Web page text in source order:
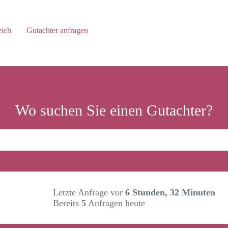
Gutachter anfragen
Wo suchen Sie einen Gutachter?
Letzte Anfrage vor 6 Stunden, 32 Minuten
Bereits 5Anfragen heute